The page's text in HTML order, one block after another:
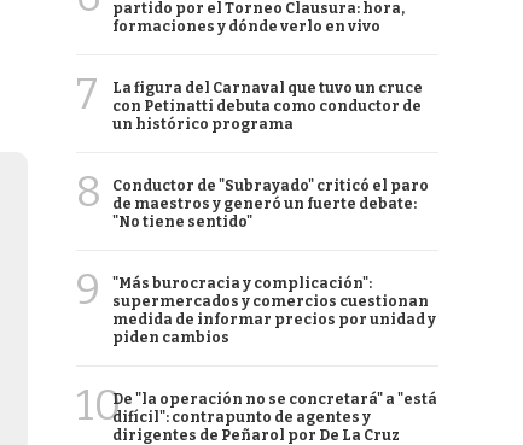
partido por el Torneo Clausura: hora,
formaciones y dónde verlo en vivo
7
La figura del Carnaval que tuvo un cruce
con Petinatti debuta como conductor de
un histórico programa
8
Conductor de "Subrayado" criticó el paro
de maestros y generó un fuerte debate:
"No tiene sentido"
9
"Más burocracia y complicación":
supermercados y comercios cuestionan
medida de informar precios por unidad y
piden cambios
10De "la operación no se concretará" a "está
difícil": contrapunto de agentes y
dirigentes de Peñarol por De La Cruz